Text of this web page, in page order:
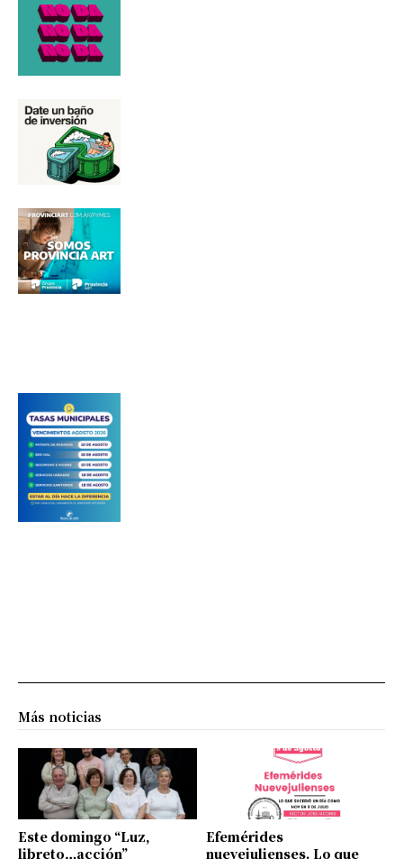
Más noticias
Este domingo “Luz,
libreto…acción”
Efemérides
nuevejulienses. Lo que